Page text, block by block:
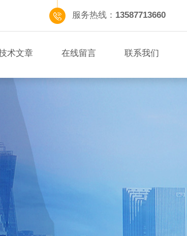
服务热线： 13587713660
术文章 在线留言 联系我们